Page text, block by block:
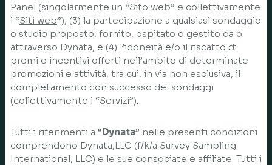
Panel (singolarmente un “Sito web” e collettivamente
i “Siti web”), (3) la partecipazione a qualsiasi sondaggio
o studio proposto, fornito, ospitato o gestito da o
attraverso Dynata, e (4) l’idoneità e/o il riscatto di
premi e incentivi offerti nell’ambito di determinate
promozioni e attività, tra cui, in via non esclusiva, il
completamento con successo dei sondaggi
(collettivamente i “Servizi”).
Tutti i riferimenti a “Dynata” nelle presenti condizioni
comprendono Dynata,LLC (f/k/a Survey Sampling
International, LLC) e le sue consociate e affiliate. Tutti i